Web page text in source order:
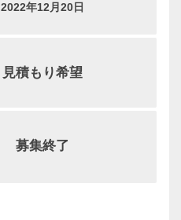
2022年12月20日
見積もり希望
募集終了